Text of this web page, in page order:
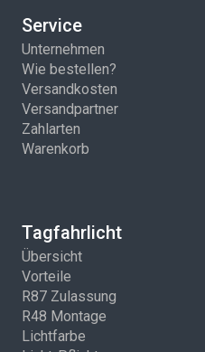
Service
Unternehmen
Wie bestellen?
Versandkosten
Versandpartner
Zahlarten
Warenkorb
Tagfahrlicht
Übersicht
Vorteile
R87 Zulassung
R48 Montage
Lichtfarbe